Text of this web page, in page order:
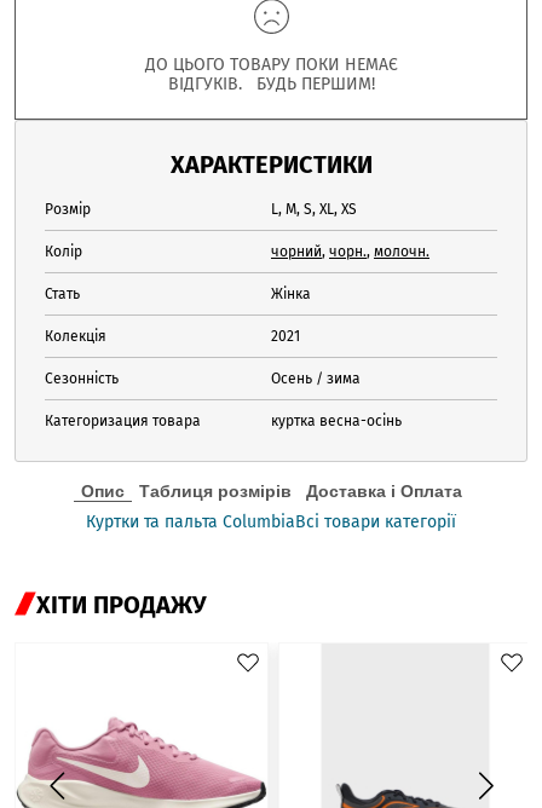
ДО ЦЬОГО ТОВАРУ ПОКИ НЕМАЄ
ВІДГУКІВ. БУДЬ ПЕРШИМ!
ХАРАКТЕРИСТИКИ
Розмір L, M, S, XL, XS
Колір чорний, чорн., молочн.
Стать Жінка
Колекція 2021
Сезонність Осень / зима
Категоризация товара куртка весна-осінь
Опис Таблиця розмірів Доставка і Оплата
Куртки та пальта ColumbiaВсі товари категорії
ХІТИ ПРОДАЖУ